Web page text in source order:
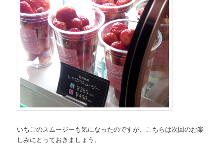
いちごのスムージーも気になったのですが、こちらは次回のお楽
しみにとっておきましょう。